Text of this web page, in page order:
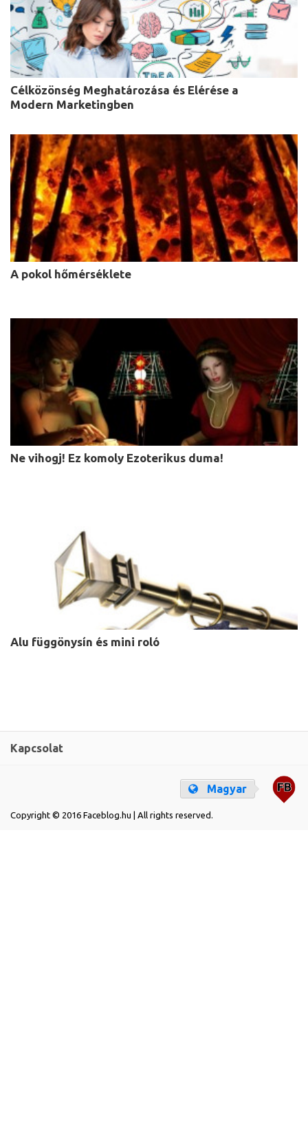
Célközönség Meghatározása és Elérése a
Modern Marketingben
A pokol hőmérséklete
Ne vihogj! Ez komoly Ezoterikus duma!
Alu függönysín és mini roló
Kapcsolat
Magyar
Copyright © 2016 Faceblog.hu | All rights reserved.